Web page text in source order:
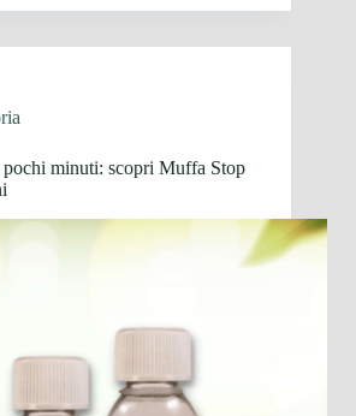
minuti: scopri Muffa Stop